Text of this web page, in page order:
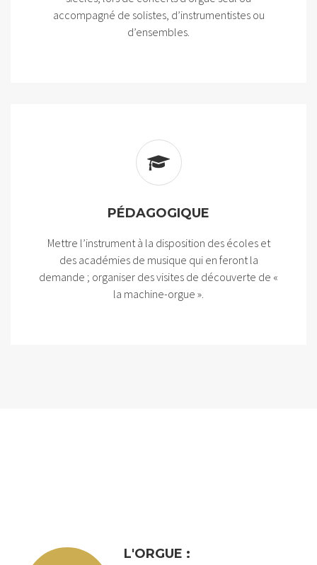
accompagné de solistes, d’instrumentistes ou
d’ensembles.
PÉDAGOGIQUE
Mettre l’instrument à la disposition des écoles et
des académies de musique qui en feront la
demande ; organiser des visites de découverte de «
la machine-orgue ».
L'ORGUE :